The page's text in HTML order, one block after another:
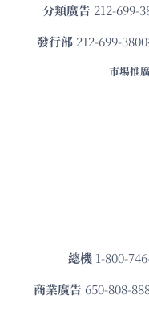
分類廣告 212-699-
發⾏部 212-699-
市場推
總機 1-800-
商業廣告 650-808-